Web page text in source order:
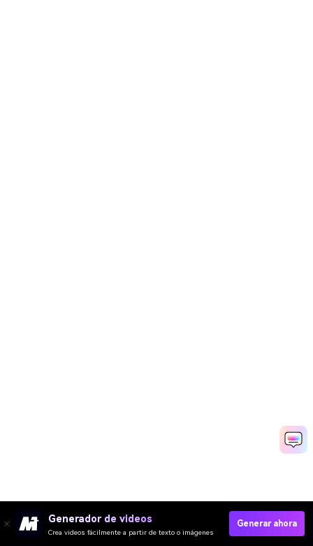
Generador de videos
Crea videos fácilmente a partir de texto o imágenes
Generar ahora